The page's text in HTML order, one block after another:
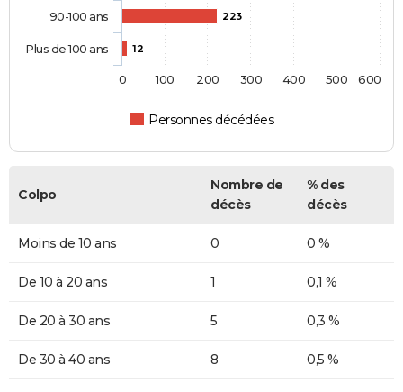
223
12
Personnes décédées
90-100 ans
Plus de 100 ans
0 100 200 300 400 500 600
Colpo
Nombre de
décès
% des
décès
Moins de 10 ans 0 0 %
De 10 à 20 ans 1 0,1 %
De 20 à 30 ans 5 0,3 %
De 30 à 40 ans 8 0,5 %